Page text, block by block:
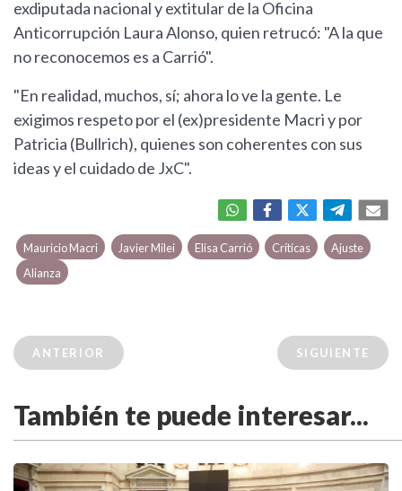
exdiputada nacional y extitular de la Oficina
Anticorrupción Laura Alonso, quien retrucó: "A la que
no reconocemos es a Carrió".
"En realidad, muchos, sí; ahora lo ve la gente. Le
exigimos respeto por el (ex)presidente Macri y por
Patricia (Bullrich), quienes son coherentes con sus
ideas y el cuidado de JxC".
Mauricio Macri Javier Milei Elisa Carrió Críticas
Ajuste
Alianza
ANTERIOR SIGUIENTE
También te puede interesar...